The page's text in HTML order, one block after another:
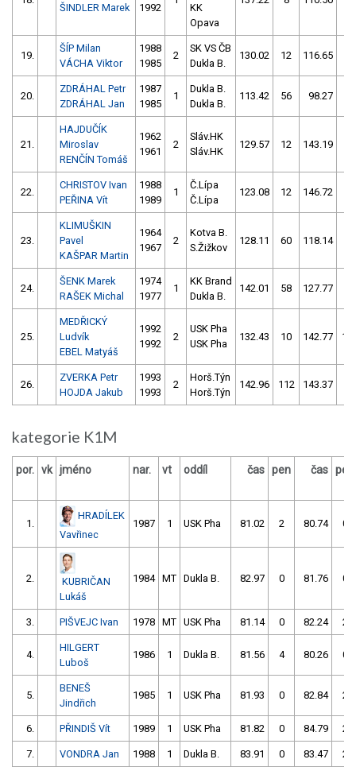
ŠINDLER Marek 1992
KK
Opava
19.
ŠÍP Milan
VÁCHA Viktor
1988
1985
2
SK VS ČB
Dukla B.
130.02 12 116.65
20.
ZDRÁHAL Petr
ZDRÁHAL Jan
1987
1985
1
Dukla B.
Dukla B.
113.42 56 98.27
21.
HAJDUČÍK
Miroslav
RENČÍN Tomáš
1962
1961
2
Sláv.HK
Sláv.HK
129.57 12 143.19
22.
CHRISTOV Ivan
PEŘINA Vít
1988
1989
1
Č.Lípa
Č.Lípa
123.08 12 146.72
23.
KLIMUŠKIN
Pavel
KAŠPAR Martin
1964
1967
2
Kotva B.
S.Žižkov
128.11 60 118.14
24.
ŠENK Marek
RAŠEK Michal
1974
1977
1
KK Brand
Dukla B.
142.01 58 127.77
25.
MEDŘICKÝ
Ludvík
EBEL Matyáš
1992
1992
2
USK Pha
USK Pha
132.43 10 142.77
26.
ZVERKA Petr
HOJDA Jakub
1993
1993
2
Horš.Týn
Horš.Týn
142.96 112 143.37
kategorie K1M
por. vk jméno nar. vt oddíl čas pen čas pen
1.
HRADÍLEK
Vavřinec
1987 1 USK Pha 81.02 2 80.74 0
2.
KUBRIČAN
Lukáš
1984 MT Dukla B. 82.97 0 81.76 0
3. PIŠVEJC Ivan 1978 MT USK Pha 81.14 0 82.24 2
4.
HILGERT
Luboš
1986 1 Dukla B. 81.56 4 80.26 0
5.
BENEŠ
Jindřich
1985 1 USK Pha 81.93 0 82.84 2
6. PŘINDIŠ Vít 1989 1 USK Pha 81.82 0 84.79 2
7. VONDRA Jan 1988 1 Dukla B. 83.91 0 83.47 2